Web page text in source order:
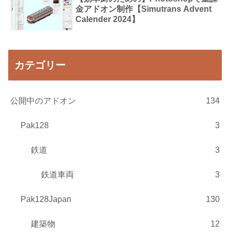
金アドオン制作【Simutrans Advent
Calender 2024】
カテゴリー
公開中のアドオン 134
Pak128 3
鉄道 3
鉄道車両 3
Pak128Japan 130
建築物 12